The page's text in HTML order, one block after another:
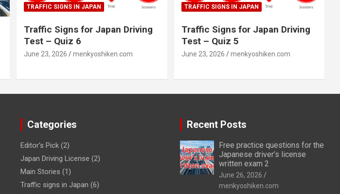
TRAFFIC SIGNS IN JAPAN
Traffic Signs for Japan Driving
Test – Quiz 6
June 23, 2026 menkyoshiken.com
TRAFFIC SIGNS IN JAPAN
Traffic Signs for Japan Driving
Test – Quiz 5
June 23, 2026 menkyoshiken.com
Categories
Editor's Pick (2)
Japan Driving License (2)
Main Stories (1)
Traffic signs in Japan (6)
Recent Posts
Free practice questions for the
Japanese driver’s license
written exam 2
June 26, 2026
menkyoshiken.com